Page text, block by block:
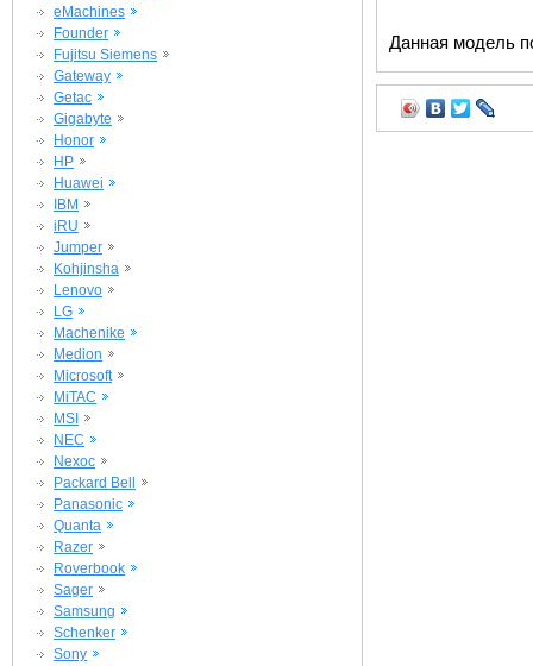
eMachines
Founder
Fujitsu Siemens
Gateway
Getac
Gigabyte
Honor
HP
Huawei
IBM
iRU
Jumper
Kohjinsha
Lenovo
LG
Machenike
Medion
Microsoft
MiTAC
MSI
NEC
Nexoc
Packard Bell
Panasonic
Quanta
Razer
Roverbook
Sager
Samsung
Schenker
Sony
Данная модель